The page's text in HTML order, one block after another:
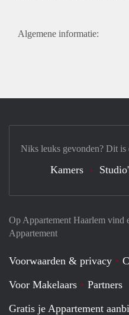
Algemene informatie:
Op Appartement Haarlem vind
Appartement
Voorwaarden & privacy
Voor Makelaars
Partners
Gratis je Appartement
Niks leuks gevonden? Dit is
Kamers